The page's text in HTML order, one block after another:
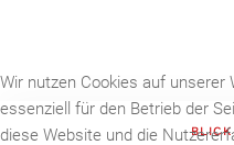
BLICK
Wir nutzen Cookies auf unserer
essenziell für den Betrieb der
diese Website und die